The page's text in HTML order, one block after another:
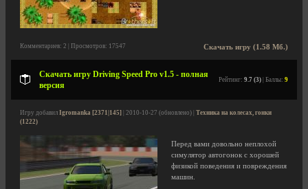
Скачать игру (1.58 Мб.)
Комментариев: 2 | Просмотров: 17547
Скачать игру Driving Speed Pro v1.5 - полная
версия
Рейтинг: 9.7 (3) | Баллы: 9
Игру добавил Igromanka [2371|145] | 2010-10-27 (обновлено) | Техника на колесах, гонки
(1222)
Перед вами довольно неплохой
симулятор автогонок с хорошей
физикой поведения и повреждения
машин.